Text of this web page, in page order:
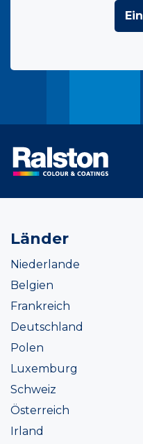
Länder
Niederlande
Belgien
Frankreich
Deutschland
Polen
Luxemburg
Schweiz
Österreich
Irland